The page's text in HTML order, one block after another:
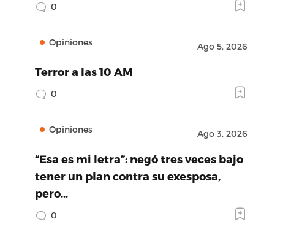
0
Opiniones Ago 5, 2026
Terror a las 10 AM
0
Opiniones Ago 3, 2026
“Esa es mi letra”: negó tres veces bajo
tener un plan contra su exesposa,
pero…
0